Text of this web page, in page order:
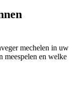
mechelen in uw
meespelen en welke